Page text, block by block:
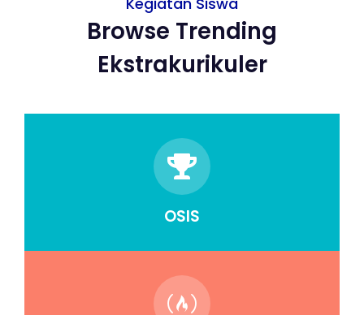
Browse Trending
Ekstrakurikuler
OSIS